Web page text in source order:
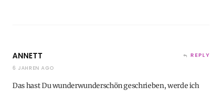
ANNETT
6 JAHREN AGO
REPLY
Das hast Du wunderwunderschön geschrieben, werde ich